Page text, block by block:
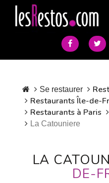
Se restaurer
Restaurants Île-de-
Restaurants à Paris
La Catouniere
LA
DE-